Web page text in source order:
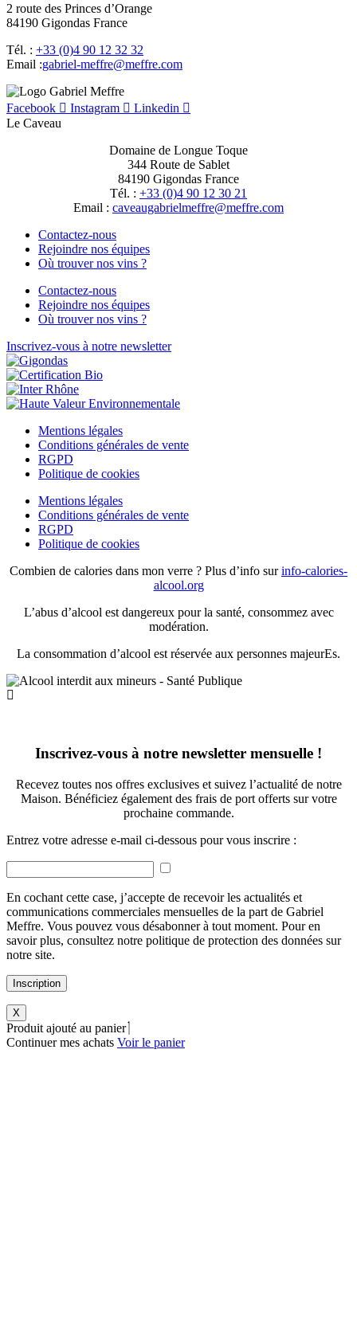
2 route des Princes d’Orange
84190 Gigondas France
Tél. : +33 (0)4 90 12 32 32
Email :moc.erffem@erffem-leirbag
Facebook Instagram
Linkedin
Le Caveau
Domaine de Longue Toque
344 Route de Sablet
84190 Gigondas France
Tél. : +33 (0)4 90 12 30 21
Email : moc.erffem@erffemleirbaguaevac
Contactez-nous
Rejoindre nos équipes
Où trouver nos vins ?
Contactez-nous
Rejoindre nos équipes
Où trouver nos vins ?
Inscrivez-vous à notre newsletter
Mentions légales
Conditions générales de vente
RGPD
Politique de cookies
Mentions légales
Conditions générales de vente
RGPD
Politique de cookies
Combien de calories dans mon verre ? Plus d’info surinfo-calories-
alcool.org
L’abus d’alcool est dangereux pour la santé, consommez avec
modération.
La consommation d’alcool est réservée aux personnes majeurEs.
Inscrivez-vous à notre newsletter mensuelle !
Recevez toutes nos offres exclusives et suivez l’actualité de notre
Maison. Bénéficiez également des frais de port offerts sur votre
prochaine commande.
Entrez votre adresse e-mail ci-dessous pour vous inscrire :
En cochant cette case, j’accepte de recevoir les actualités et
communications commerciales mensuelles de la part de Gabriel
Meffre. Vous pouvez vous désabonner à tout moment. Pour en
savoir plus, consultez notre politique de protection des données sur
notre site.
Inscription
X
Produit ajouté au panier
Continuer mes achats Voir le panier